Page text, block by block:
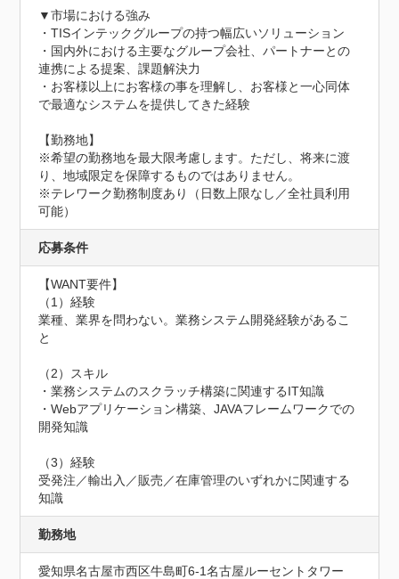
▼市場における強み
・TISインテックグループの持つ幅広いソリューション
・国内外における主要なグループ会社、パートナーとの
連携による提案、課題解決力
・お客様以上にお客様の事を理解し、お客様と一心同体
で最適なシステムを提供してきた経験
【勤務地】
※希望の勤務地を最大限考慮します。ただし、将来に渡
り、地域限定を保障するものではありません。
※テレワーク勤務制度あり（日数上限なし／全社員利用
可能）
応募条件
【WANT要件】
（1）経験
業種、業界を問わない。業務システム開発経験があるこ
と
（2）スキル
・業務システムのスクラッチ構築に関連するIT知識
・Webアプリケーション構築、JAVAフレームワークでの
開発知識
（3）経験
受発注／輸出入／販売／在庫管理のいずれかに関連する
知識
勤務地
愛知県名古屋市西区牛島町6-1名古屋ルーセントタワー